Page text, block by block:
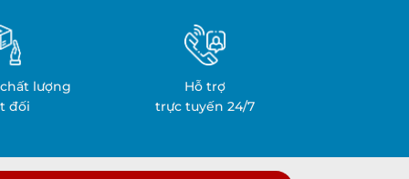
lượng
đối
Hỗ trợ
trực tuyến 24/7